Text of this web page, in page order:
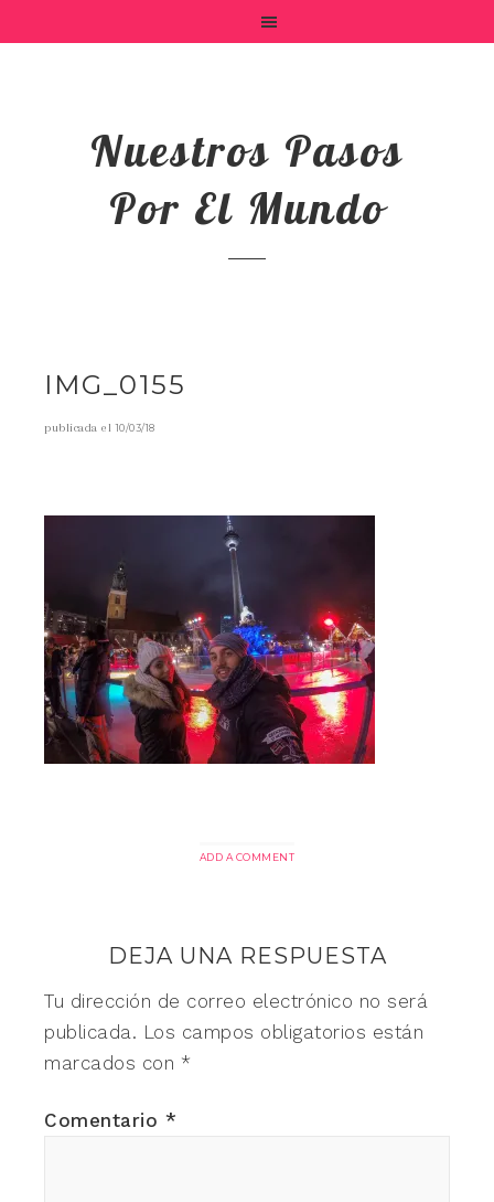
Nuestros Pasos
Por El Mundo
IMG_0155
publicada el10/03/18
ADD A COMMENT
DEJA UNA RESPUESTA
Tu dirección de correo electrónico no será
publicada. Los campos obligatorios están
marcados con *
Comentario *